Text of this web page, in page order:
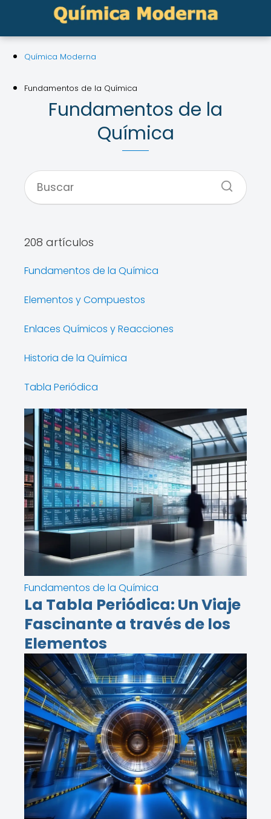
Química Moderna
Fundamentos de la Química
Fundamentos de la
Química
208 artículos
Fundamentos de la Química
Elementos y Compuestos
Enlaces Químicos y Reacciones
Historia de la Química
Tabla Periódica
Fundamentos de la Química
La Tabla Periódica: Un Viaje
Fascinante a través de los
Elementos